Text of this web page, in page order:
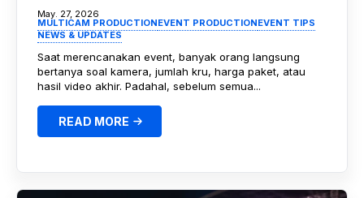
May. 27, 2026
MULTICAM PRODUCTIONEVENT PRODUCTIONEVENT TIPS
NEWS & UPDATES
Saat merencanakan event, banyak orang langsung
bertanya soal kamera, jumlah kru, harga paket, atau
hasil video akhir. Padahal, sebelum semua...
READ MORE